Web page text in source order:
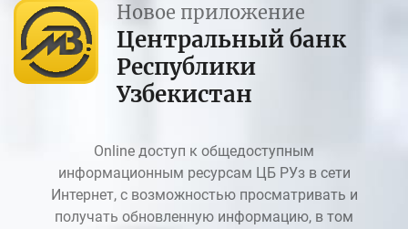
Новое приложение
Центральный банк
Республики
Узбекистан
Online доступ к общедоступным
информационным ресурсам ЦБ РУз в сети
Интернет, с возможностью просматривать и
получать обновленную информацию, в том